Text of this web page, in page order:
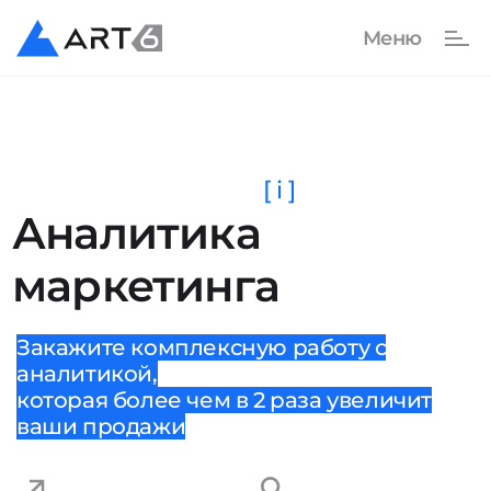
Аналитика
маркетинга
[ i ]
Закажите комплексную работу с
аналитикой,
которая более чем в 2 раза увеличит
ваши продажи